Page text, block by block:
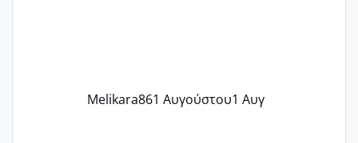
Melikara861 Αυγούστου1 Αυγ